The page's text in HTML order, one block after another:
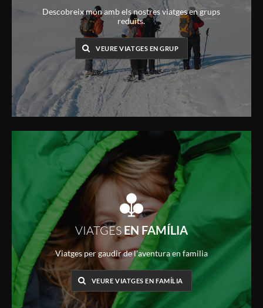
Descobreix món amb els nostres viatges en grups
reduïts.
VEURE VIATGES EN GRUP
VIATGES EN FAMÍLIA
Viatges per gaudir de l'aventura en familia
VEURE VIATGES EN FAMÍLIA